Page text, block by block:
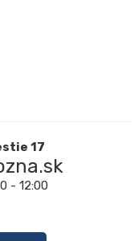
17
- 12:00